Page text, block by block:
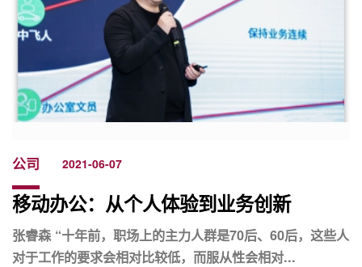
公司 2021-06-07
移动办公：从个人体验到业务创新
张睿森 “十年前，职场上的主力人群是70后、60后，这些人
对于工作的要求会相对比较低，而服从性会相对...